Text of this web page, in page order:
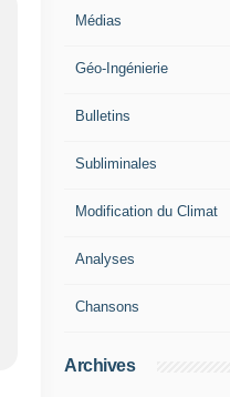
Médias
Géo-Ingénierie
Bulletins
Subliminales
Modification du Climat
Analyses
Chansons
Archives